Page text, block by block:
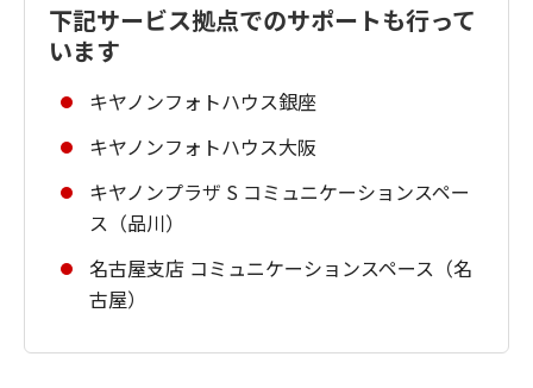
下記サービス拠点でのサポートも行って
います
キヤノンフォトハウス銀座
キヤノンフォトハウス大阪
キヤノンプラザ S コミュニケーションスペー
ス（品川）
名古屋支店 コミュニケーションスペース（名
古屋）